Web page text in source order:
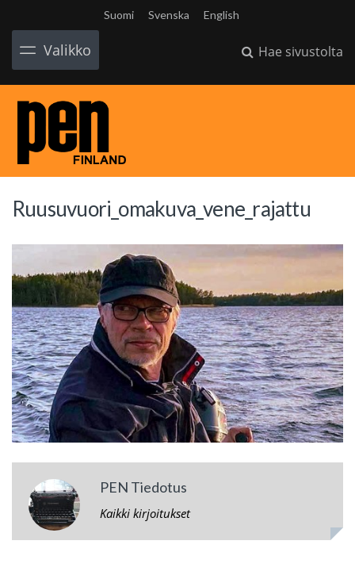
Suomi Svenska English
Valikko Hae sivustolta
Ruusuvuori_omakuva_vene_rajattu
PEN Tiedotus
Kaikki kirjoitukset